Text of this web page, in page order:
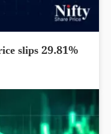
slips 29.81%